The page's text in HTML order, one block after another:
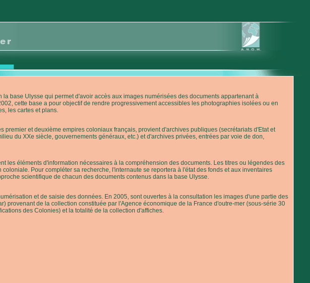
base Ulysse qui permet d'avoir accès aux images numérisées des documents appartenant à
cette base a pour objectif de rendre progressivement accessibles les photographies isolées ou en
les cartes et plans.
et deuxième empires coloniaux français, provient d'archives publiques (secrétariats d'Etat et
du XXe siècle, gouvernements généraux, etc.) et d'archives privées, entrées par voie de don,
les éléments d'information nécessaires à la compréhension des documents. Les titres ou légendes des
Pour compléter sa recherche, l'internaute se reportera à l'état des fonds et aux inventaires
scientifique de chacun des documents contenus dans la base Ulysse.
et de saisie des données. En 2005, sont ouvertes à la consultation les images d'une partie des
provenant de la collection constituée par l'Agence économique de la France d'outre-mer (sous-série 30
des Colonies) et la totalité de la collection d'affiches.